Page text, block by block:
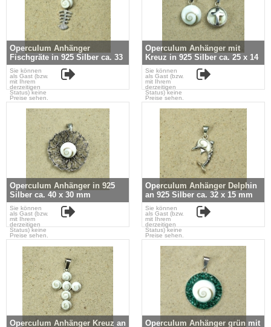
Operculum Anhänger
Fischgräte in 925 Silber ca. 33
x 9 mm
Sie können
als Gast (bzw.
mit Ihrem
derzeitigen
Status) keine
Preise sehen.
Operculum Anhänger mit
Kreuz in 925 Silber ca. 25 x 14
mm
Sie können
als Gast (bzw.
mit Ihrem
derzeitigen
Status) keine
Preise sehen.
Operculum Anhänger in 925
Silber ca. 40 x 30 mm
Sie können
als Gast (bzw.
mit Ihrem
derzeitigen
Status) keine
Preise sehen.
Operculum Anhänger Delphin
an 925 Silber ca. 32 x 15 mm
Sie können
als Gast (bzw.
mit Ihrem
derzeitigen
Status) keine
Preise sehen.
Operculum Anhänger Kreuz an
Operculum Anhänger grün mit